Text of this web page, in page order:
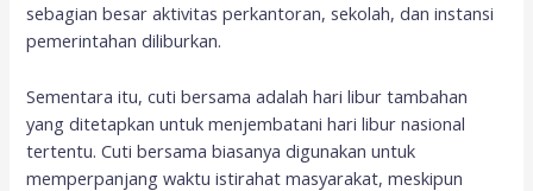
sebagian besar aktivitas perkantoran, sekolah, dan instansi
pemerintahan diliburkan.
Sementara itu, cuti bersama adalah hari libur tambahan
yang ditetapkan untuk menjembatani hari libur nasional
tertentu. Cuti bersama biasanya digunakan untuk
memperpanjang waktu istirahat masyarakat, meskipun